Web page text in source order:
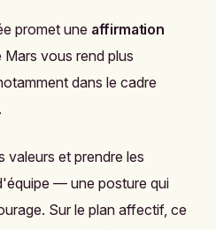
promet une affirmation
Mars vous rend plus
dans le cadre
valeurs et prendre les
— une posture qui
Sur le plan affectif, ce